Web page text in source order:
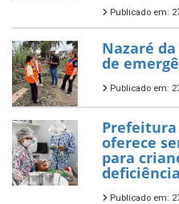
Publicado em:
Nazaré
de
Publicado em:
Prefeitura
oferece
para
deficiência
Publicado em: